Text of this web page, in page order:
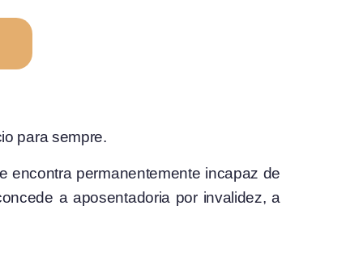
para sempre.
encontra permanentemente incapaz de
a aposentadoria por invalidez, a